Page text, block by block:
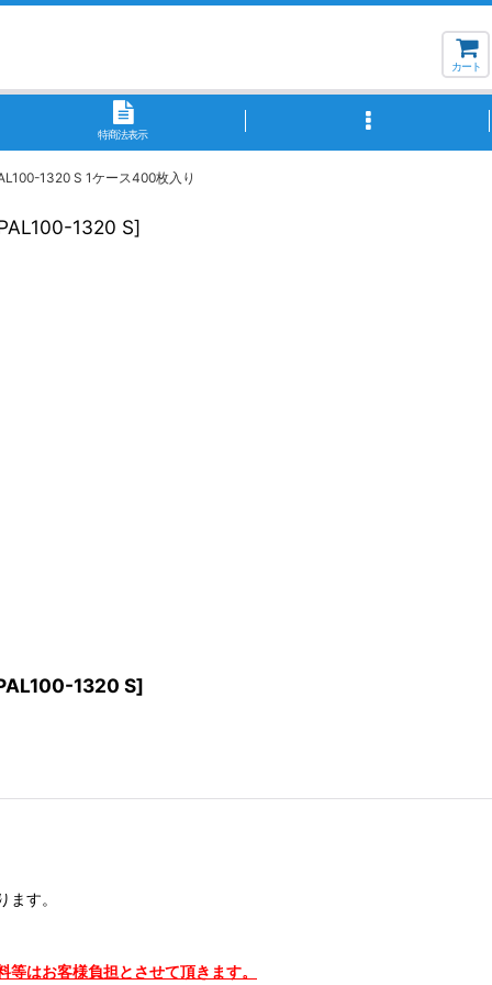
カート
特商法表示
1320 S 1ケース400枚入り
1320 S]
1320 S]
す。
はお客様負担とさせて頂きます。